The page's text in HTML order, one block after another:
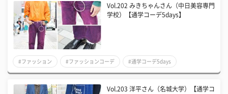
Vol.202 みきちゃんさん（中日美容専門
学校）【通学コーデ5days】
#ファッション #ファッションコーデ #通学コーデ5days
Vol.203 洋平さん（名城大学）【通学コ